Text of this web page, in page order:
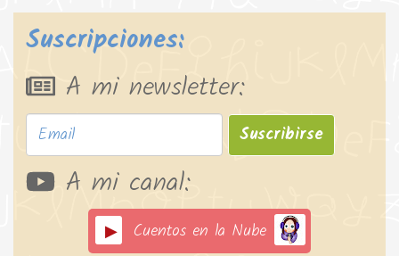
Suscripciones:
A mi newsletter:
Suscribirse
A mi canal:
Cuentos en la Nube